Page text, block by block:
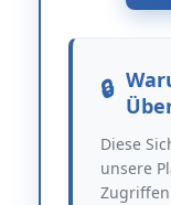
Diese
unsere